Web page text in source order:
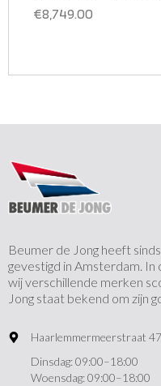
€8,749.00
Beumer de Jong heeft
gevestigd in Amsterdam.
wij verschillende merken
Jong staat bekend om zijn
Haarlemmermeerstraat
Dinsdag: 09:00–18:00
Woensdag: 09:00–18:00